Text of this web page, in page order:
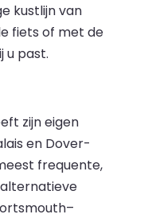
kustlijn van
fiets of met de
u past.
zijn eigen
en Dover-
frequente,